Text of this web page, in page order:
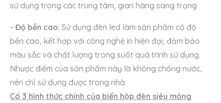
sử dụng trong các trung tâm, gian hàng sang trọng
- Độ bền cao: Sử dụng đèn led làm sản phẩm có độ
bền cao, kết hợp với công nghệ in hiện đại, đảm bảo
màu sắc và chất lượng trong suốt quá trình sử dụng.
Nhược điểm của sản phẩm này là không chống nước,
nên chỉ sử dụng được trong nhà.
Có 3 hình thức chính của biển hộp đèn siêu mỏng